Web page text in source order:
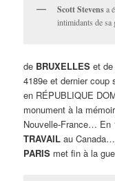
Scott Stevensa
intimidants de sa
de BRUXELLES et de
4189e et dernier
en RÉPUBLIQUE
monument à la
Nouvelle-France… En
TRAVAIL au
PARIS met fin à la